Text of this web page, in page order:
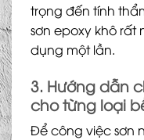
trọng đến tính
sơn epoxy khô rất
dụng một lần.
3. Hướng dẫn
cho từng loại
Để công việc sơn